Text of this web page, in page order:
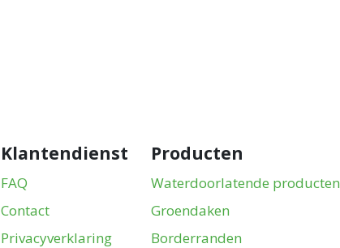
Klantendienst
FAQ
Contact
Privacyverklaring
Producten
Waterdoorlatende producten
Groendaken
Borderranden